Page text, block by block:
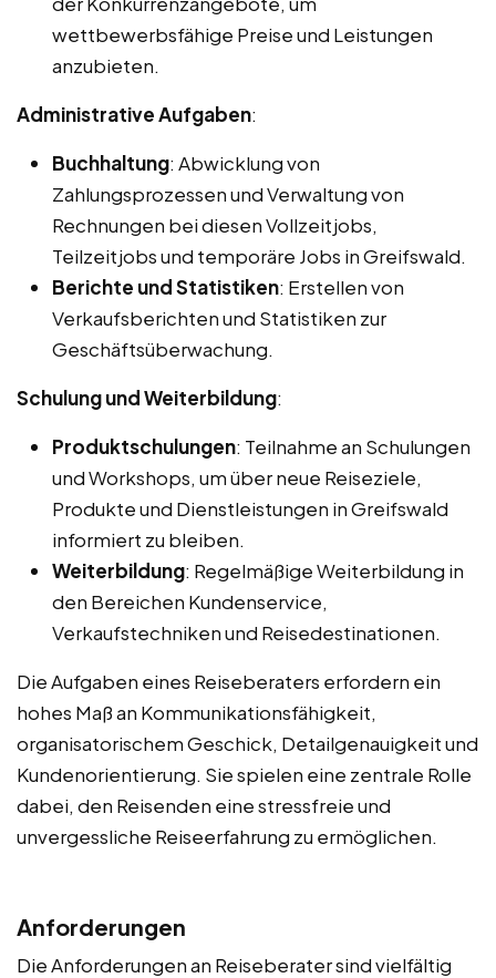
wettbewerbsfähige Preise und Leistungen
anzubieten.
Administrative Aufgaben:
Buchhaltung: Abwicklung von
Zahlungsprozessen und Verwaltung von
Rechnungen bei diesen Vollzeitjobs,
Teilzeitjobs und temporäre Jobs in Greifswald.
Berichte und Statistiken: Erstellen von
Verkaufsberichten und Statistiken zur
Geschäftsüberwachung.
Schulung und Weiterbildung:
Produktschulungen: Teilnahme an Schulungen
und Workshops, um über neue Reiseziele,
Produkte und Dienstleistungen in Greifswald
informiert zu bleiben.
Weiterbildung: Regelmäßige Weiterbildung in
den Bereichen Kundenservice,
Verkaufstechniken und Reisedestinationen.
Die Aufgaben eines Reiseberaters erfordern ein
hohes Maß an Kommunikationsfähigkeit,
organisatorischem Geschick, Detailgenauigkeit und
Kundenorientierung. Sie spielen eine zentrale Rolle
dabei, den Reisenden eine stressfreie und
unvergessliche Reiseerfahrung zu ermöglichen.
Anforderungen
Die Anforderungen an Reiseberater sind vielfältig